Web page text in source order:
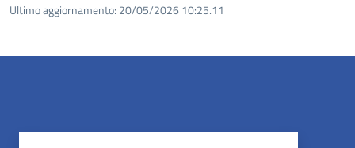
Ultimo aggiornamento: 20/05/2026 10:25.11